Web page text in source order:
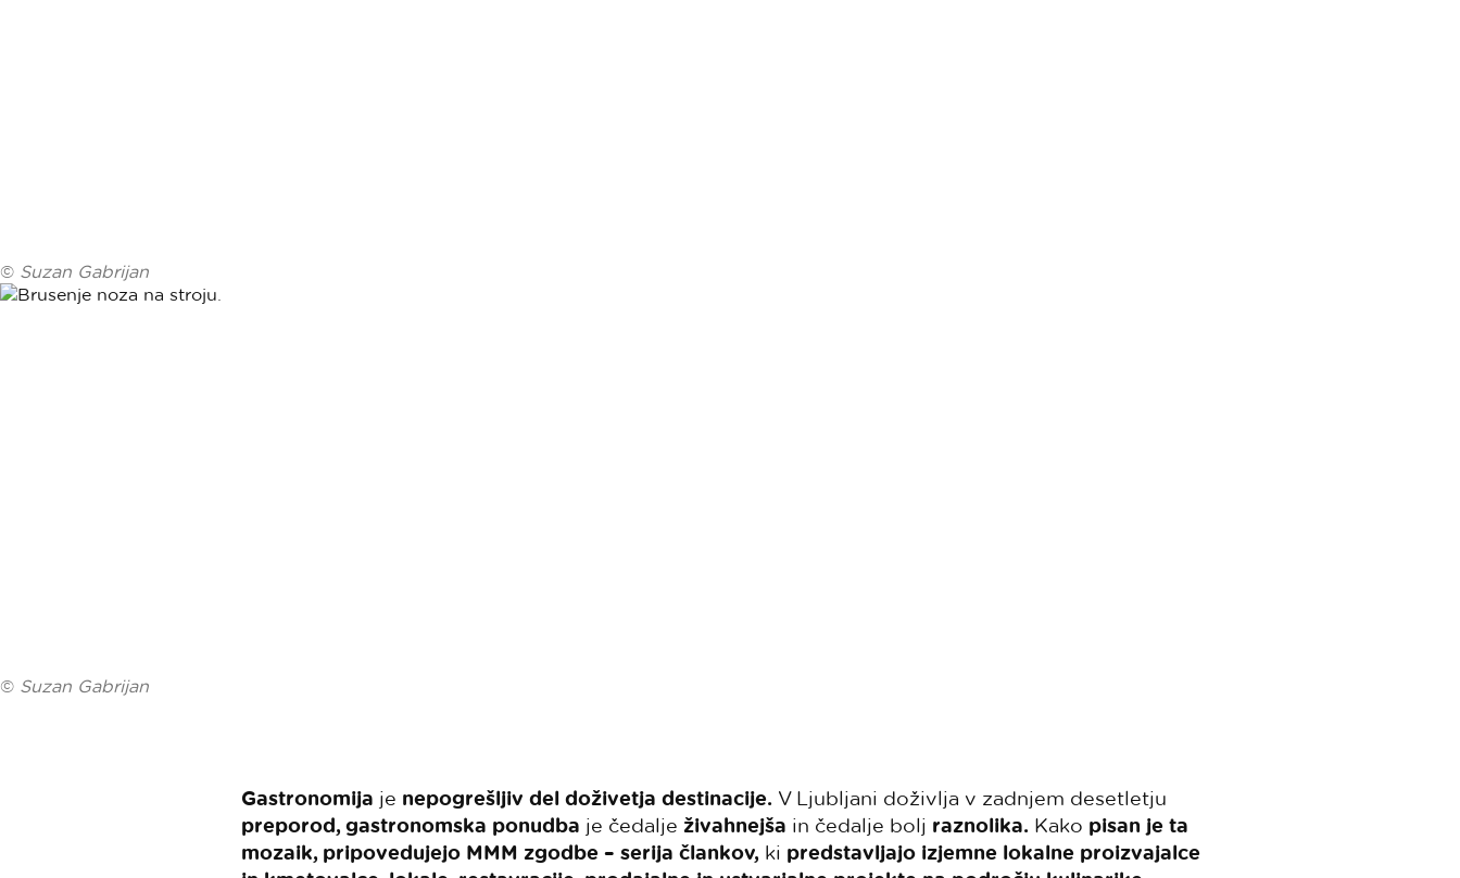
© Suzan Gabrijan
© Suzan Gabrijan
Gastronomija je nepogrešljiv del doživetja destinacije. V Ljubljani doživlja v zadnjem desetletju
preporod, gastronomska ponudba je čedalje živahnejša in čedalje bolj raznolika. Kako pisan je ta
mozaik, pripovedujejo MMM zgodbe – serija člankov, ki predstavljajo izjemne lokalne proizvajalce